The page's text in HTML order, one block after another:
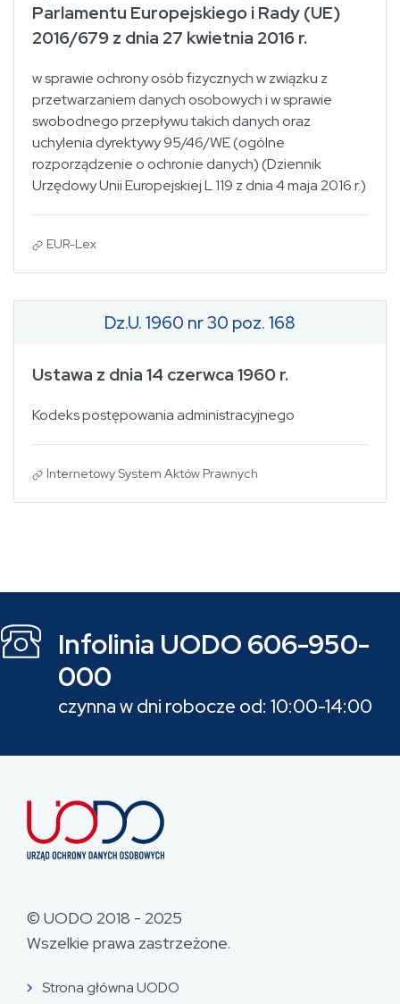
Parlamentu Europejskiego i Rady (UE)
2016/679 z dnia 27 kwietnia 2016 r.
w sprawie ochrony osób fizycznych w związku z
przetwarzaniem danych osobowych i w sprawie
swobodnego przepływu takich danych oraz
uchylenia dyrektywy 95/46/WE (ogólne
rozporządzenie o ochronie danych) (Dziennik
Urzędowy Unii Europejskiej L 119 z dnia 4 maja 2016 r.)
EUR-Lex
Dz.U. 1960 nr 30 poz. 168
Ustawa z dnia 14 czerwca 1960 r.
Kodeks postępowania administracyjnego
Internetowy System Aktów Prawnych
Infolinia UODO 606-950-
000
czynna w dni robocze od: 10:00-14:00
© UODO 2018 - 2025
Wszelkie prawa zastrzeżone.
Strona główna UODO